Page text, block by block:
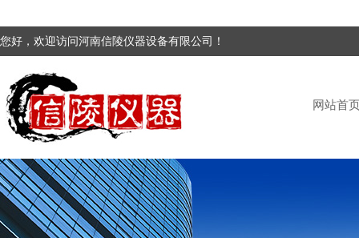
您好，欢迎访问河南信陵仪器设备有限公司！
网站首